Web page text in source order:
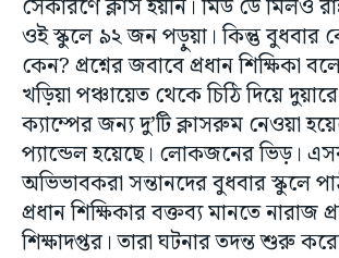
সেকারণে ক্লাস হয়নি। মিড ডে মিলও
ওই স্কুলে ৯২ জন পড়ুয়া। কিন্তু বুধবার
কেন? প্রশ্নের জবাবে প্রধান শিক্ষিকা
খড়িয়া পঞ্চায়েত থেকে চিঠি দিয়ে
ক্যাম্পের জন্য দু’টি ক্লাসরুম নেওয়া
প্যান্ডেল হয়েছে। লোকজনের ভিড়।
অভিভাবকরা সন্তানদের বুধবার স্কুলে
প্রধান শিক্ষিকার বক্তব্য মানতে নারাজ
শিক্ষাদপ্তর। তারা ঘটনার তদন্ত শুরু